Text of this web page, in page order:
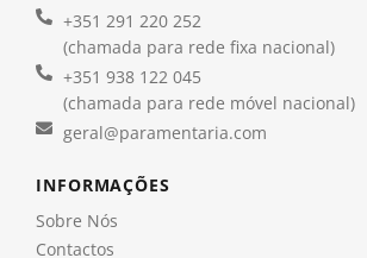
+351 291 220 252
(chamada para rede fixa nacional)
+351 938 122 045
(chamada para rede móvel nacional)
geral@paramentaria.com
INFORMAÇÕES
Sobre Nós
Contactos